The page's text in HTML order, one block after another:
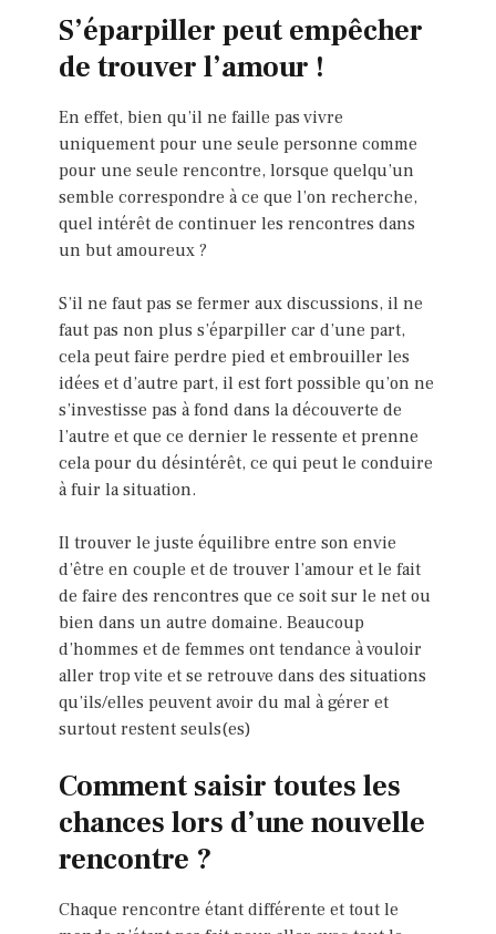
S’éparpiller peut empêcher
de trouver l’amour !
En effet, bien qu’il ne faille pas vivre
uniquement pour une seule personne comme
pour une seule rencontre, lorsque quelqu’un
semble correspondre à ce que l’on recherche,
quel intérêt de continuer les rencontres dans
un but amoureux ?
S’il ne faut pas se fermer aux discussions, il ne
faut pas non plus s’éparpiller car d’une part,
cela peut faire perdre pied et embrouiller les
idées et d’autre part, il est fort possible qu’on ne
s’investisse pas à fond dans la découverte de
l’autre et que ce dernier le ressente et prenne
cela pour du désintérêt, ce qui peut le conduire
à fuir la situation.
Il trouver le juste équilibre entre son envie
d’être en couple et de trouver l’amour et le fait
de faire des rencontres que ce soit sur le net ou
bien dans un autre domaine. Beaucoup
d’hommes et de femmes ont tendance à vouloir
aller trop vite et se retrouve dans des situations
qu’ils/elles peuvent avoir du mal à gérer et
surtout restent seuls(es)
Comment saisir toutes les
chances lors d’une nouvelle
rencontre ?
Chaque rencontre étant différente et tout le